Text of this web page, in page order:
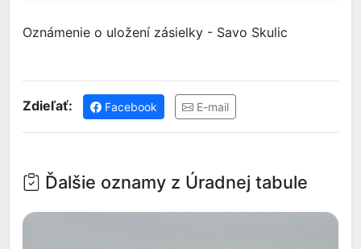
Oznámenie o uložení zásielky - Savo Skulic
Zdieľať: Facebook E-mail
Ďalšie oznamy z Úradnej tabule